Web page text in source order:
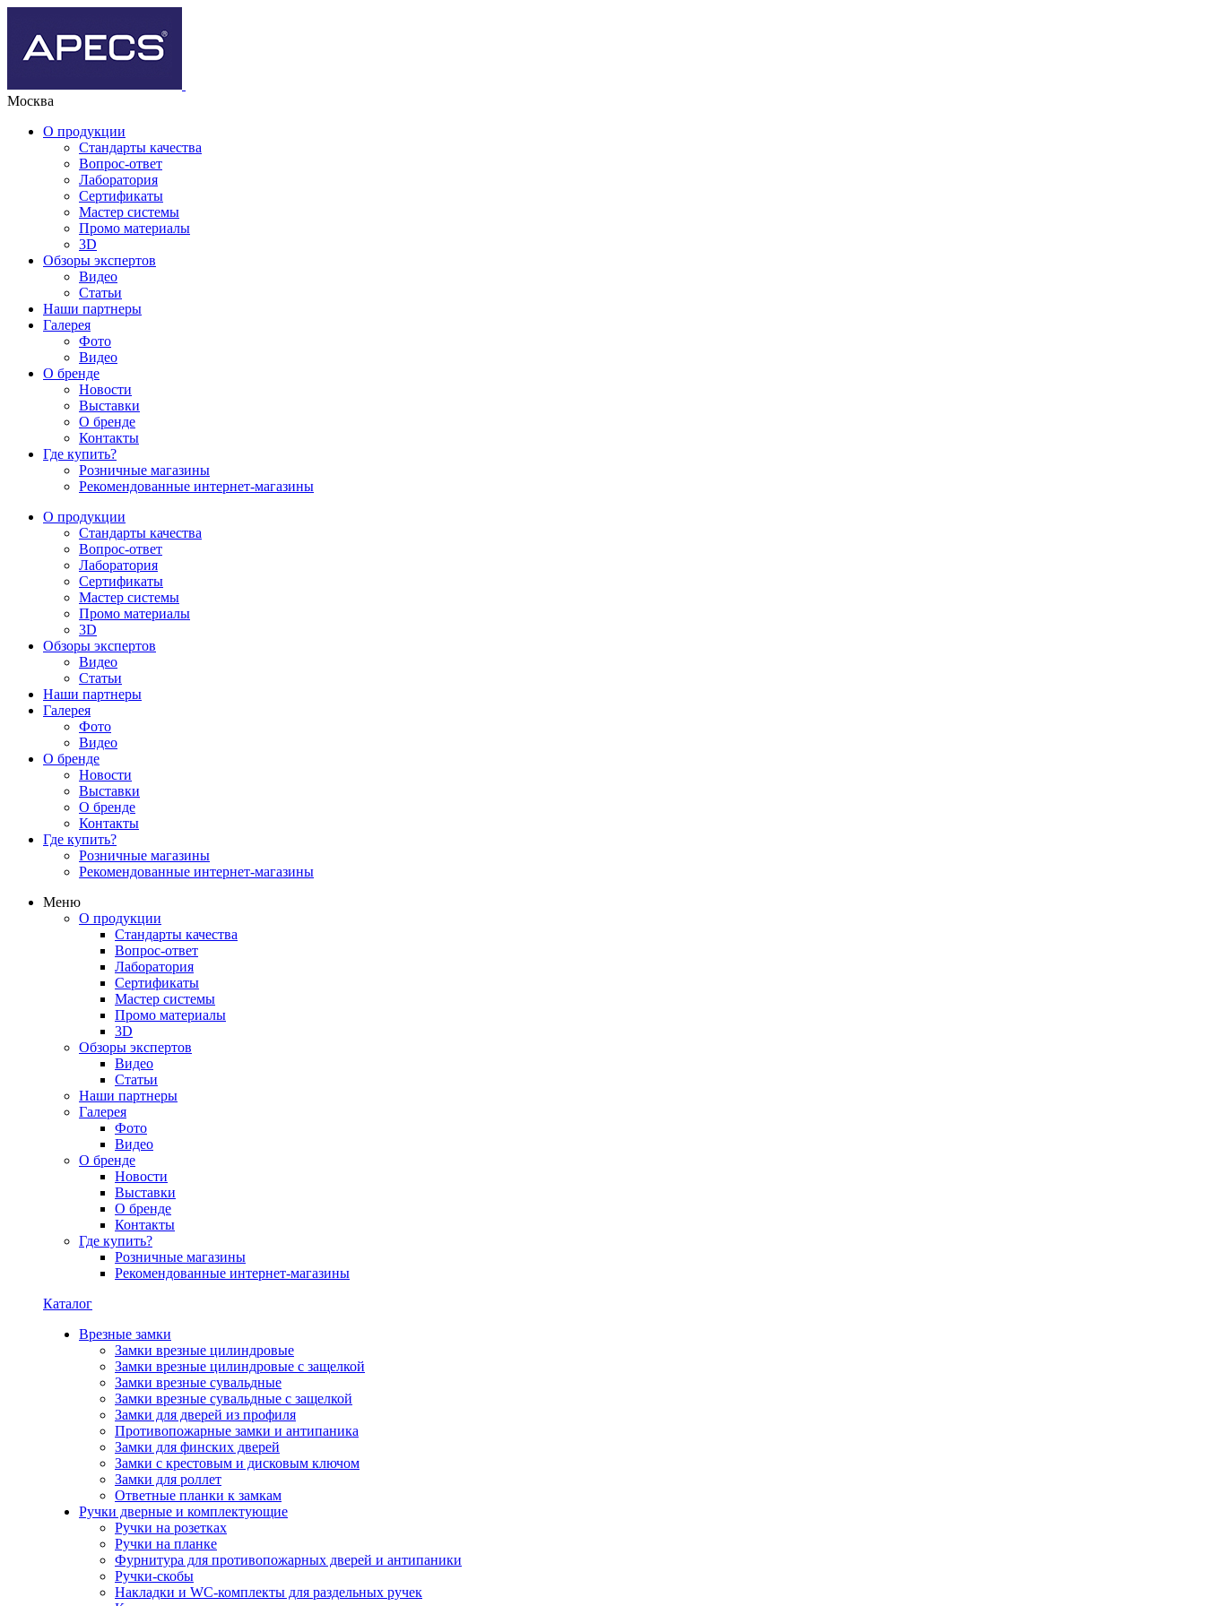
Москва
О продукции
Стандарты качества
Вопрос-ответ
Лаборатория
Сертификаты
Мастер системы
Промо материалы
3D
Обзоры экспертов
Видео
Статьи
Наши партнеры
Галерея
Фото
Видео
О бренде
Новости
Выставки
О бренде
Контакты
Где купить?
Розничные магазины
Рекомендованные интернет-магазины
О продукции
Стандарты качества
Вопрос-ответ
Лаборатория
Сертификаты
Мастер системы
Промо материалы
3D
Обзоры экспертов
Видео
Статьи
Наши партнеры
Галерея
Фото
Видео
О бренде
Новости
Выставки
О бренде
Контакты
Где купить?
Розничные магазины
Рекомендованные интернет-магазины
Меню
О продукции
Стандарты качества
Вопрос-ответ
Лаборатория
Сертификаты
Мастер системы
Промо материалы
3D
Обзоры экспертов
Видео
Статьи
Наши партнеры
Галерея
Фото
Видео
О бренде
Новости
Выставки
О бренде
Контакты
Где купить?
Розничные магазины
Рекомендованные интернет-магазины
Каталог
Врезные замки
Замки врезные цилиндровые
Замки врезные цилиндровые с защелкой
Замки врезные сувальдные
Замки врезные сувальдные с защелкой
Замки для дверей из профиля
Противопожарные замки и антипаника
Замки для финских дверей
Замки с крестовым и дисковым ключом
Замки для роллет
Ответные планки к замкам
Ручки дверные и комплектующие
Ручки на розетках
Ручки на планке
Фурнитура для противопожарных дверей и антипаники
Ручки-скобы
Накладки и WC-комплекты для раздельных ручек